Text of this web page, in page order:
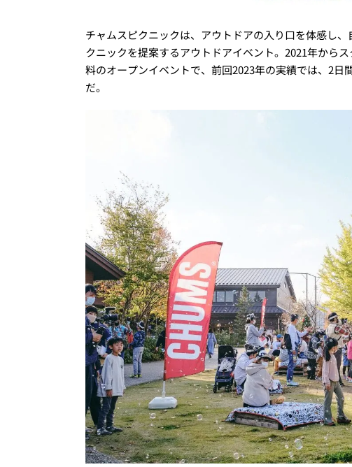
チャムスピクニックは、アウトドアの入り口を体感し
クニックを提案するアウトドアイベント。2021年から
料のオープンイベントで、前回2023年の実績では、2
だ。